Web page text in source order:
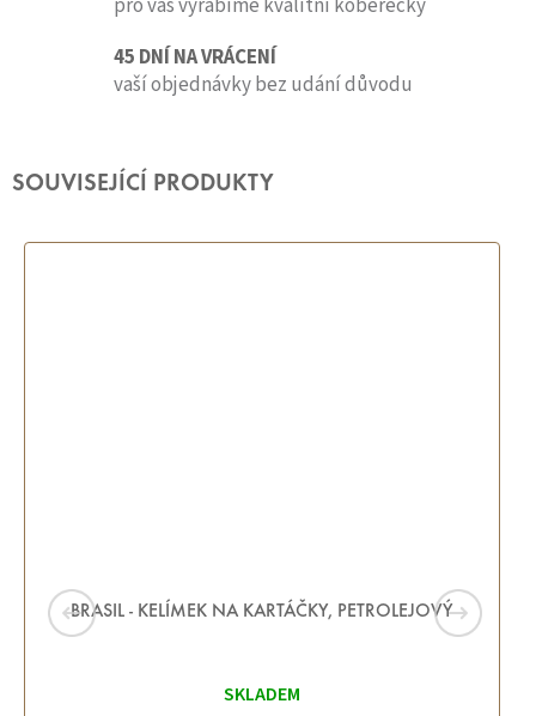
pro vás vyrábíme kvalitní koberečky
45 DNÍ NA VRÁCENÍ
vaší objednávky bez udání důvodu
SOUVISEJÍCÍ PRODUKTY
BRASIL - KELÍMEK NA KARTÁČKY, PETROLEJOVÝ
SKLADEM